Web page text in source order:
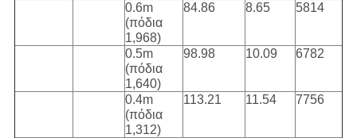
0.6m
(πόδια
1,968)
84.86 8.65 5814
0.5m
(πόδια
1,640)
98.98 10.09 6782
0.4m
(πόδια
1,312)
113.21 11.54 7756